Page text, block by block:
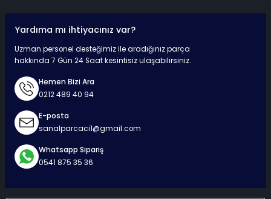
Surpriz Hediyeler
Yardıma mı ihtiyacınız var?
Uzman personel desteğimiz ile aradığınız parça
hakkında 7 Gün 24 Saat kesintisiz ulaşabilirsiniz.
Hemen Bizi Ara
0212 489 40 94
E-posta
sanalparcaci1@gmail.com
Whatsapp Sipariş
0541 875 35 36